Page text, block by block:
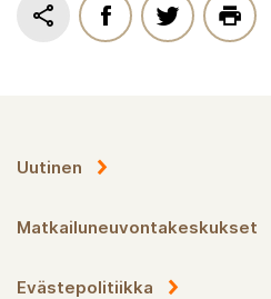
Uutinen
Matkailuneuvontakeskukset
Evästepolitiikka